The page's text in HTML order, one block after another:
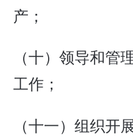
产；
（十）领导和管
工作；
（十一）组织开